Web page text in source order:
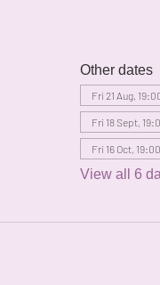
Other dates
Fri 21 Aug,
Fri 18 Sept,
Fri 16 Oct, 19:00
View all 6